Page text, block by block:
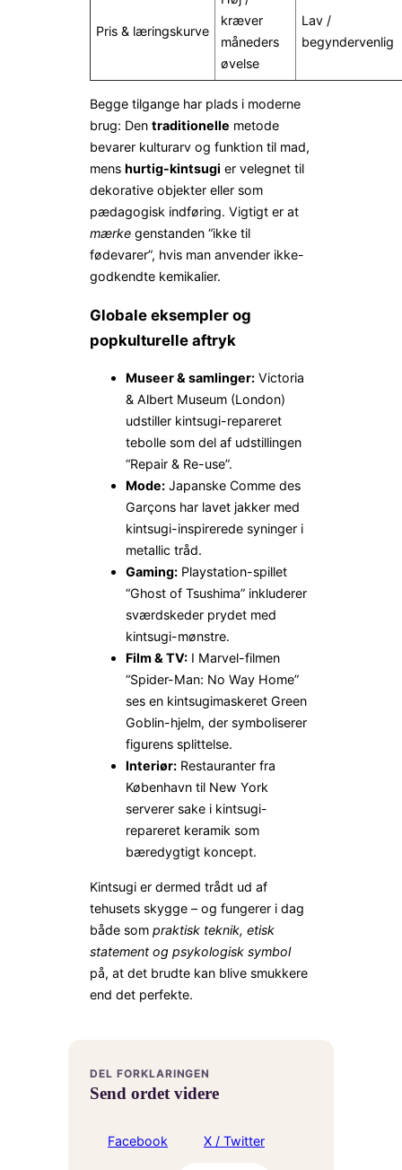
Pris & læringskurve
kræver
måneders
øvelse
Lav /
begyndervenlig
Begge tilgange har plads i moderne
brug: Den traditionelle metode
bevarer kultur­arv og funktion til mad,
mens hurtig-kintsugi er velegnet til
dekorative objekter eller som
pædagogisk indføring. Vigtigt er at
mærke genstanden “ikke til
fødevarer”, hvis man anvender ikke-
godkendte kemikalier.
Globale eksempler og
popkulturelle aftryk
Museer & samlinger: Victoria
& Albert Museum (London)
udstiller kintsugi-repareret
tebolle som del af udstillingen
“Repair & Re-use”.
Mode: Japanske Comme des
Garçons har lavet jakker med
kintsugi-inspirerede syninger i
metallic tråd.
Gaming: Playstation-spillet
“Ghost of Tsushima” inkluderer
sværdskeder prydet med
kintsugi-mønstre.
Film & TV: I Marvel-filmen
“Spider-Man: No Way Home”
ses en kintsugimaskeret Green
Goblin-hjelm, der symboliserer
figurens splittelse.
Interiør: Restauranter fra
København til New York
serverer sake i kintsugi-
repareret keramik som
bæredygtigt koncept.
Kintsugi er dermed trådt ud af
tehusets skygge – og fungerer i dag
både som praktisk teknik, etisk
statement og psykologisk symbol
på, at det brudte kan blive smukkere
end det perfekte.
DEL FORKLARINGEN
Send ordet videre
Facebook X / Twitter